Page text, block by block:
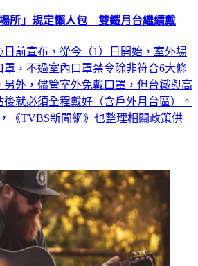
所」規定懶人包 雙鐵月台繼續戴
前宣布，從今（1）日開始，室外場
，不過室內口罩禁令除非符合6大條
外，儘管室外免戴口罩，但台鐵與高
就必須全程戴好（含戶外月台區）。
《TVBS新聞網》也整理相關政策供